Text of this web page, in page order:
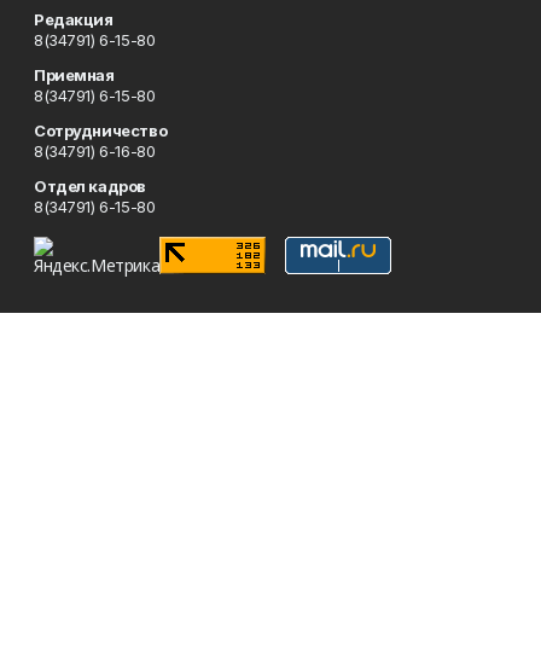
Редакция
8(34791) 6-15-80
Приемная
8(34791) 6-15-80
Сотрудничество
8(34791) 6-16-80
Отдел кадров
8(34791) 6-15-80